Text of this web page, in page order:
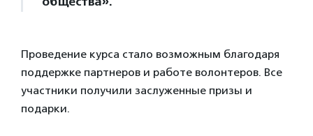
Проведение курса стало возможным благодаря
поддержке партнеров и работе волонтеров. Все
участники получили заслуженные призы и
подарки.